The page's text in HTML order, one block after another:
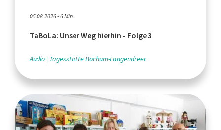
05.08.2026 - 6 Min.
TaBoLa: Unser Weg hierhin - Folge 3
Audio Tagesstätte Bochum-Langendreer